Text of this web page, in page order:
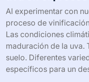
Por ejemplo, para
como Pinot Noir y
prácticas incluyen
suelo y la técnica de
¿Qué factores